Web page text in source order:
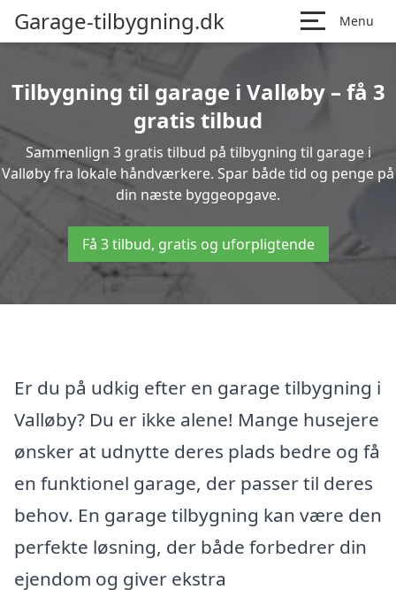
Garage-tilbygning.dk Menu
Tilbygning til garage i Valløby – få 3
gratis tilbud
Sammenlign 3 gratis tilbud på tilbygning til garage i
Valløby fra lokale håndværkere. Spar både tid og penge på
din næste byggeopgave.
Få 3 tilbud, gratis og uforpligtende
Er du på udkig efter en garage tilbygning i
Valløby? Du er ikke alene! Mange husejere
ønsker at udnytte deres plads bedre og få
en funktionel garage, der passer til deres
behov. En garage tilbygning kan være den
perfekte løsning, der både forbedrer din
ejendom og giver ekstra